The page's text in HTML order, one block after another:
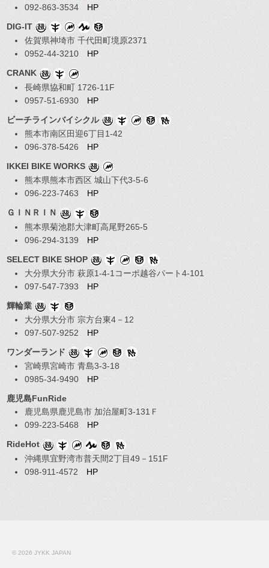
092-863-3534 HP
DIG-IT
佐賀県神埼市 千代田町境原2371
0952-44-3210 HP
CRANK
長崎県協和町 1726-11F
0957-51-6930 HP
ビーチラインバイシクル
熊本市南区田迎6丁目1-42
096-378-5426 HP
IKKEI BIKE WORKS
熊本県熊本市西区 城山下代3-5-6
096-223-7463 HP
ＧＩＮＲＩＮ
熊本県菊池郡大津町高尾野265-5
096-294-3139 HP
SELECT BIKE SHOP
大分県大分市 萩原1-4-1コーポ越谷パート4-101
097-547-7393 HP
輝輪業
大分県大分市 宗方台東4－12
097-507-9252 HP
ワンダーランド
宮崎県宮崎市 青島3-3-18
0985-34-9490 HP
鹿児島FunRide
鹿児島県鹿児島市 加治屋町3-131Ｆ
099-223-5468 HP
RideHot
沖縄県宜野湾市普天間2丁目49－151F
098-911-4572 HP
© 2026 JYKK JAPAN